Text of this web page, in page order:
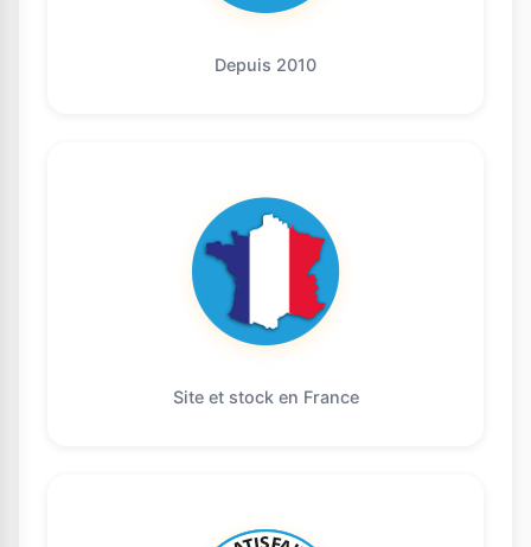
Depuis 2010
Site et stock en France